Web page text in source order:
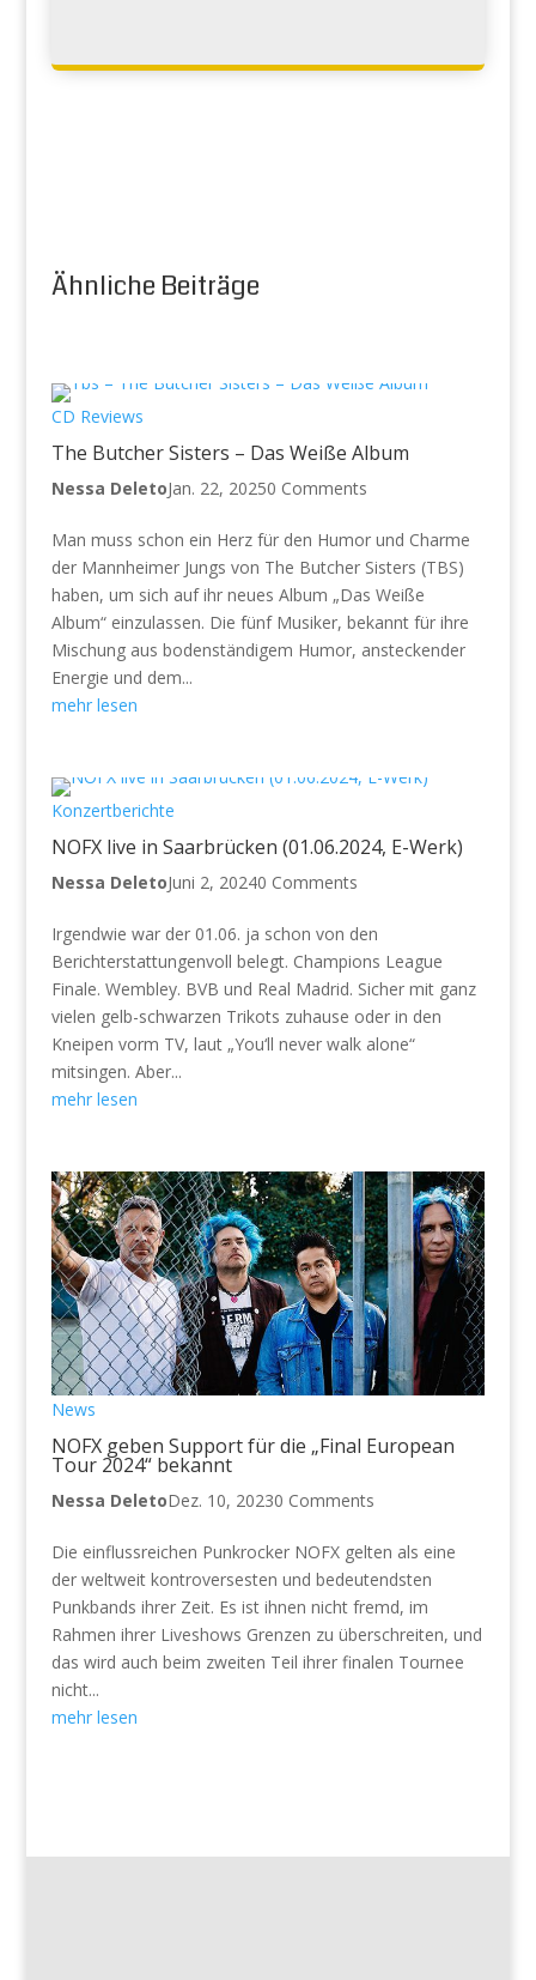
Ähnliche Beiträge
CD Reviews
The Butcher Sisters – Das Weiße Album
Nessa DeletoJan. 22, 20250 Comments
Man muss schon ein Herz für den Humor und Charme
der Mannheimer Jungs von The Butcher Sisters (TBS)
haben, um sich auf ihr neues Album „Das Weiße
Album“ einzulassen. Die fünf Musiker, bekannt für ihre
Mischung aus bodenständigem Humor, ansteckender
Energie und dem...
mehr lesen
Konzertberichte
NOFX live in Saarbrücken (01.06.2024, E-Werk)
Nessa DeletoJuni 2, 20240 Comments
Irgendwie war der 01.06. ja schon von den
Berichterstattungenvoll belegt. Champions League
Finale. Wembley. BVB und Real Madrid. Sicher mit ganz
vielen gelb-schwarzen Trikots zuhause oder in den
Kneipen vorm TV, laut „You‘ll never walk alone“
mitsingen. Aber...
mehr lesen
News
NOFX geben Support für die „Final European
Tour 2024“ bekannt
Nessa DeletoDez. 10, 20230 Comments
Die einflussreichen Punkrocker NOFX gelten als eine
der weltweit kontroversesten und bedeutendsten
Punkbands ihrer Zeit. Es ist ihnen nicht fremd, im
Rahmen ihrer Liveshows Grenzen zu überschreiten, und
das wird auch beim zweiten Teil ihrer finalen Tournee
nicht...
mehr lesen